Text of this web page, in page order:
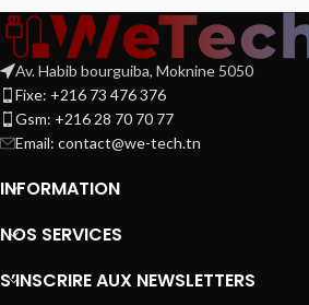
Av. Habib bourguiba, Moknine 5050
Fixe: +216 73 476 376
Gsm: +216 28 70 70 77
Email: contact@we-tech.tn
INFORMATION
NOS SERVICES
S’INSCRIRE AUX NEWSLETTERS